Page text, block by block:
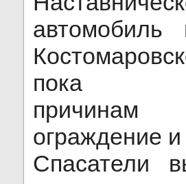
пока
ограждение и
Спасатели